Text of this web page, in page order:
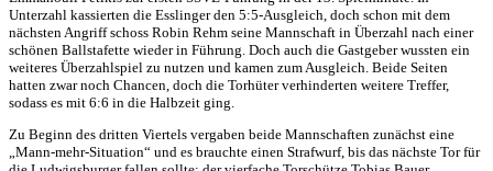
Unterzahl kassierten die Esslinger den 5:5-Ausgleich, doch schon mit dem
nächsten Angriff schoss Robin Rehm seine Mannschaft in Überzahl nach einer
schönen Ballstafette wieder in Führung. Doch auch die Gastgeber wussten ein
weiteres Überzahlspiel zu nutzen und kamen zum Ausgleich. Beide Seiten
hatten zwar noch Chancen, doch die Torhüter verhinderten weitere Treffer,
sodass es mit 6:6 in die Halbzeit ging.
Zu Beginn des dritten Viertels vergaben beide Mannschaften zunächst eine
„Mann-mehr-Situation“ und es brauchte einen Strafwurf, bis das nächste Tor für